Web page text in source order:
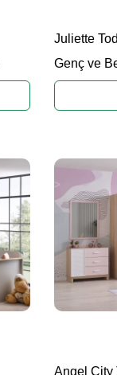
Juliette
Genç ve
Angel City